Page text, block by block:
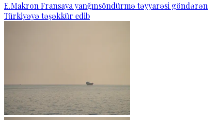
E.Makron Fransaya yanğınsöndürmə təyyarəsi göndərən
Türkiyəyə təşəkkür edib